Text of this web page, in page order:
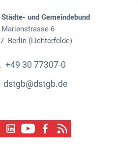
und Gemeindebund
Marienstrasse 6
Berlin (Lichterfelde)
+49 30 77307-0
dstgb@dstgb.de